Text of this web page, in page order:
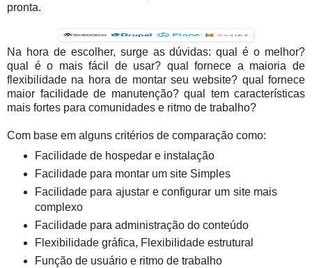
pronta.
Na hora de escolher, surge as dúvidas: qual é o melhor?
qual é o mais fácil de usar? qual fornece a maioria de
flexibilidade na hora de montar seu website? qual fornece
maior facilidade de manutenção? qual tem características
mais fortes para comunidades e ritmo de trabalho?
Com base em alguns critérios de comparação como:
Facilidade de hospedar e instalação
Facilidade para montar um site Simples
Facilidade para ajustar e configurar um site mais
complexo
Facilidade para administração do conteúdo
Flexibilidade gráfica, Flexibilidade estrutural
Função de usuário e ritmo de trabalho